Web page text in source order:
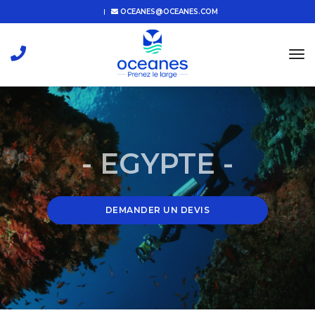
OCEANES@OCEANES.COM
- EGYPTE -
DEMANDER UN DEVIS